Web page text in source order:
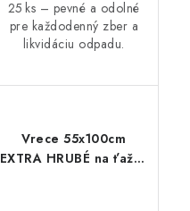
25 ks – pevné a odolné
pre každodenný zber a
likvidáciu odpadu.
Vrece 55x100cm
EXTRA HRUBÉ na ťažký